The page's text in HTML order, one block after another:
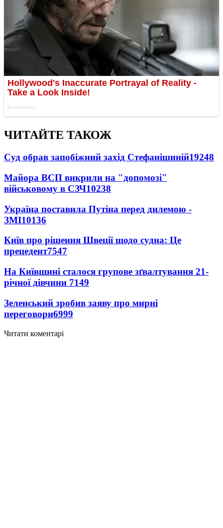
ЧИТАЙТЕ ТАКОЖ
Суд обрав запобіжний захід Стефанішиній19248
Майора ВСП викрили на "допомозі"
військовому в СЗЧ10238
Україна поставила Путіна перед дилемою -
ЗМІ10136
Київ про рішення Швеції щодо судна: Це
прецедент7547
На Київщині сталося групове зґвалтування 21-
річної дівчини 7149
Зеленський зробив заяву про мирні
переговори6999
Читати коментарі